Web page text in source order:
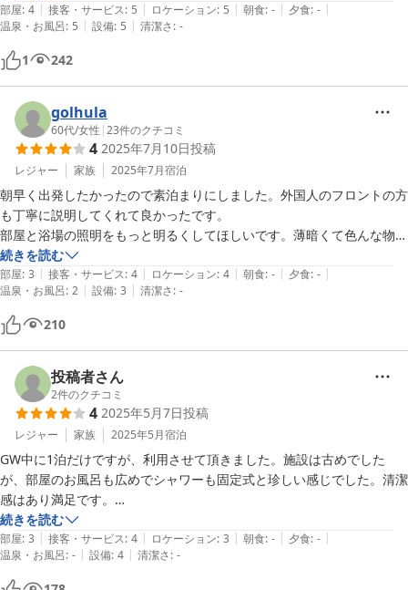
温泉目当てで訪れましたが、やや狭めですが女性の独立した浴室があっ
て、露天風呂もついていてとても満足しました。
ありがとうございました。
部屋: 4 | 接客・サービス: 5 | ロケーション: 5 | 朝食: - | 夕食: - |
温泉・お風呂: 5 | 設備: 5 | 清潔さ: -
1 242
golhula
60代/女性 |23件のクチコミ
4 2025年7月10日投稿
レジャー 家族 2025年7月宿泊
朝早く出発したかったので素泊まりにしました。外国人のフロントの方
も丁寧に説明してくれて良かったです。
部屋と浴場の照明をもっと明るくしてほしいです。薄暗くて色んな物が
見えにくいです。ホテルは道路沿いにあり分かりやすく良かったです。
続きを読む
部屋: 3 | 接客・サービス: 4 | ロケーション: 4 | 朝食: - | 夕食: - |
温泉・お風呂: 2 | 設備: 3 | 清潔さ: -
210
投稿者さん
2件のクチコミ
4 2025年5月7日投稿
レジャー 家族 2025年5月宿泊
GW中に1泊だけですが、利用させて頂きました。施設は古めでした
が、部屋のお風呂も広めでシャワーも固定式と珍しい感じでした。清潔
感はあり満足です。
旅行中はその土地の食べ物を食べる事にしているため、朝食と夕食は頼
んでいないので評価不能です。旅行の目的は東照宮参拝でしたから、徒
続きを読む
部屋: 3 | 接客・サービス: 4 | ロケーション: 3 | 朝食: - | 夕食: - |
温泉・お風呂: - | 設備: 4 | 清潔さ: -